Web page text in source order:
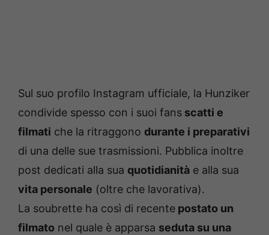
Sul suo profilo Instagram ufficiale, la Hunziker
condivide spesso con i suoi fans scatti e
filmati che la ritraggono durante i preparativi
di una delle sue trasmissioni. Pubblica inoltre
post dedicati alla sua quotidianità e alla sua
vita personale (oltre che lavorativa).
La soubrette ha così di recente postato un
filmato nel quale è apparsa seduta su una